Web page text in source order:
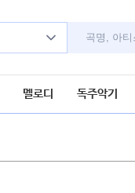
멜로디 독주악기